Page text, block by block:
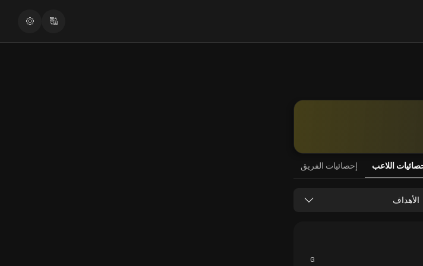
اللاعب إحصائيات الفريق
الأهداف
G